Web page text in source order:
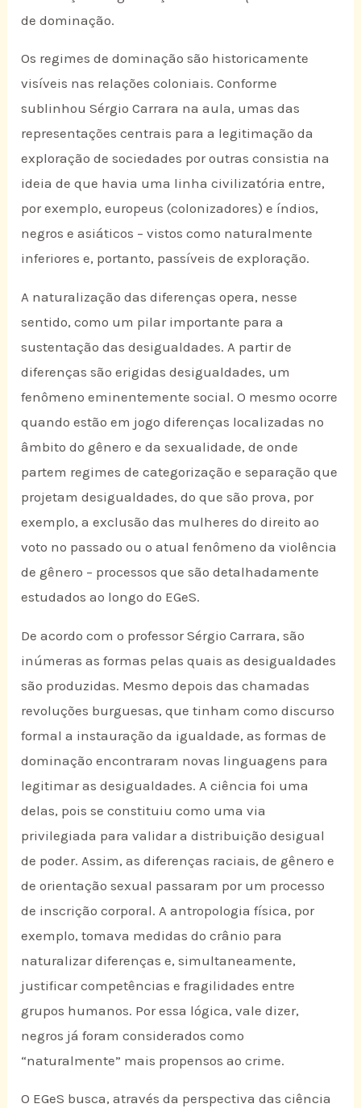
de dominação.
Os regimes de dominação são historicamente
visíveis nas relações coloniais. Conforme
sublinhou Sérgio Carrara na aula, umas das
representações centrais para a legitimação da
exploração de sociedades por outras consistia na
ideia de que havia uma linha civilizatória entre,
por exemplo, europeus (colonizadores) e índios,
negros e asiáticos – vistos como naturalmente
inferiores e, portanto, passíveis de exploração.
A naturalização das diferenças opera, nesse
sentido, como um pilar importante para a
sustentação das desigualdades. A partir de
diferenças são erigidas desigualdades, um
fenômeno eminentemente social. O mesmo ocorre
quando estão em jogo diferenças localizadas no
âmbito do gênero e da sexualidade, de onde
partem regimes de categorização e separação que
projetam desigualdades, do que são prova, por
exemplo, a exclusão das mulheres do direito ao
voto no passado ou o atual fenômeno da violência
de gênero – processos que são detalhadamente
estudados ao longo do EGeS.
De acordo com o professor Sérgio Carrara, são
inúmeras as formas pelas quais as desigualdades
são produzidas. Mesmo depois das chamadas
revoluções burguesas, que tinham como discurso
formal a instauração da igualdade, as formas de
dominação encontraram novas linguagens para
legitimar as desigualdades. A ciência foi uma
delas, pois se constituiu como uma via
privilegiada para validar a distribuição desigual
de poder. Assim, as diferenças raciais, de gênero e
de orientação sexual passaram por um processo
de inscrição corporal. A antropologia física, por
exemplo, tomava medidas do crânio para
naturalizar diferenças e, simultaneamente,
justificar competências e fragilidades entre
grupos humanos. Por essa lógica, vale dizer,
negros já foram considerados como
“naturalmente” mais propensos ao crime.
O EGeS busca, através da perspectiva das ciência